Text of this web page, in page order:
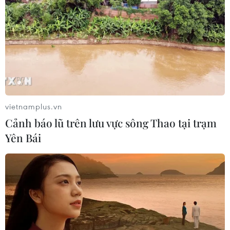
Tổng thống Nga thay đổi vị
trí các chỉ huy tại mặt trận Ukraine
05/08/2026 15:26
Đâm dao ở trung tâm London, một
nữ nghi phạm bị bắt giữ
05/08/2026 15:07
Nhiều chuyến bay tại Đức chuyển
hướng do vật thể bay gần đường
băng
05/08/2026 10:54
vietnamplus.vn
Cảnh báo lũ trên lưu vực sông Thao tại trạm
Yên Bái